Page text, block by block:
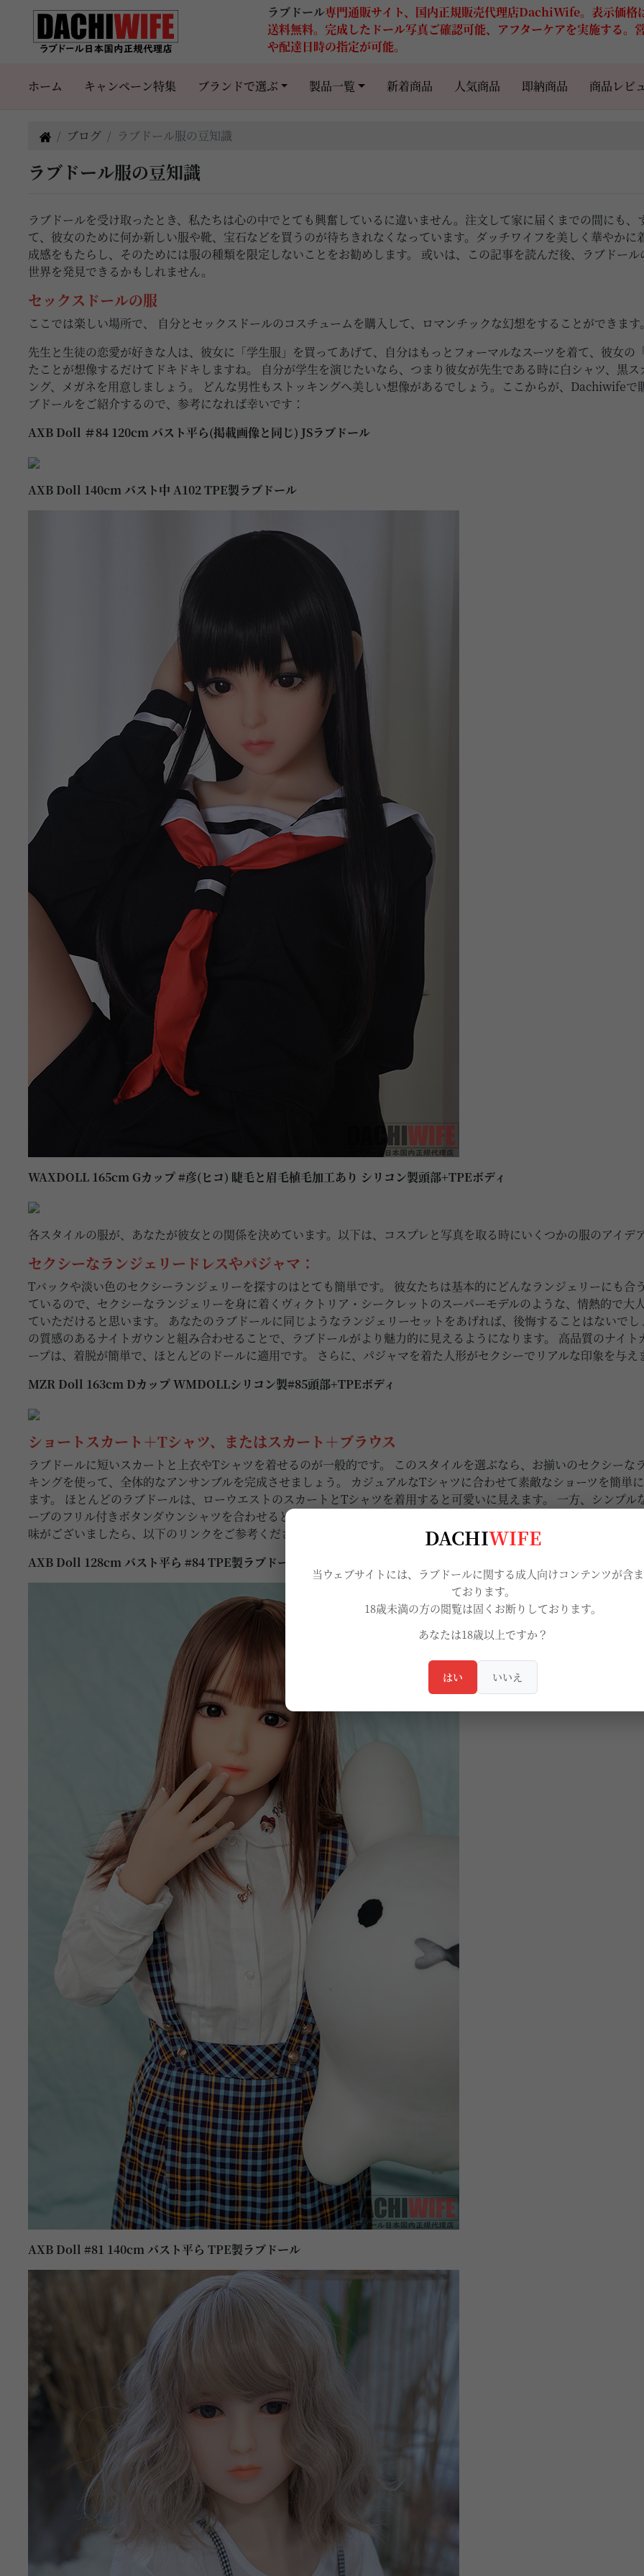
ラブドール専門通販サイト、国内正規販売代理店DachiWife。表示価格
送料無料。完成したドール写真ご確認可能、アフターケアを実施する。
や配達日時の指定が可能。
ホーム キャンペーン特集 ブランドで選ぶ 製品一覧 新着商品 人気商品 即納商品 商品レビ
ブログ ラブドール服の豆知識
ラブドール服の豆知識
ラブドールを受け取ったとき、私たちは心の中でとても興奮しているに違いません。注文して家に届くまでの間にも、
て、彼女のために何か新しい服や靴、宝石などを買うのが待ちきれなくなっています。ダッチワイフを美しく華やかに
成感をもたらし、そのためには服の種類を限定しないことをお勧めします。 或いは、この記事を読んだ後、ラブドー
世界を発見できるかもしれません。
セックスドールの服
ここでは楽しい場所で、 自分とセックスドールのコスチュームを購入して、ロマンチックな幻想をすることができます。
先生と生徒の恋愛が好きな人は、彼女に「学生服」を買ってあげて、自分はもっとフォーマルなスーツを着て、彼女の
たことが想像するだけてドキドキしますね。 自分が学生を演じたいなら、つまり彼女が先生である時に白シャツ、黒ス
ング、メガネを用意しましょう。 どんな男性もストッキングへ美しい想像があるでしょう。ここからが、Dachiwifeで
ブドールをご紹介するので、参考になれば幸いです：
AXB Doll ＃84 120cm バスト平ら(掲載画像と同じ) JSラブドール
AXB Doll 140cm バスト中 A102 TPE製ラブドール
WAXDOLL 165cm Gカップ #彦(ヒコ) 睫毛と眉毛植毛加工あり シリコン製頭部+TPEボディ
各スタイルの服が、あなたが彼女との関係を決めています。以下は、コスプレと写真を取る時にいくつかの服のアイデア
セクシーなランジェリードレスやパジャマ：
Tバックや淡い色のセクシーランジェリーを探すのはとても簡単です。 彼女たちは基本的にどんなランジェリーにも合
ているので、セクシーなランジェリーを身に着くヴィクトリア・シークレットのスーパーモデルのような、情熱的で大
ていただけると思います。 あなたのラブドールに同じようなランジェリーセットをあげれば、後悔することはないでし
の質感のあるナイトガウンと組み合わせることで、ラブドールがより魅力的に見えるようになります。 高品質のナイト
ープは、着脱が簡単で、ほとんどのドールに適用です。 さらに、パジャマを着た人形がセクシーでリアルな印象を与え
MZR Doll 163cm Dカップ WMDOLLシリコン製#85頭部+TPEボディ
ショートスカート＋Tシャツ、またはスカート＋ブラウス
ラブドールに短いスカートと上衣やTシャツを着せるのが一般的です。 このスタイルを選ぶなら、お揃いのセクシーな
キングを使って、全体的なアンサンブルを完成させましょう。 カジュアルなTシャツに合わせて素敵なショーツを簡単
ます。 ほとんどのラブドールは、ローウエストのスカートとTシャツを着用すると可愛いに見えます。 一方、シンプル
ーブのフリル付きボタンダウンシャツを合わせると、リアルドールの印象がガラリと変わります。AXBがこのような組
味がございましたら、以下のリンクをご参考ください：
AXB Doll 128cm バスト平ら #84 TPE製ラブドール
AXB Doll #81 140cm バスト平ら TPE製ラブドール
DACHIWIFE
当ウェブサイトには、ラブドールに関する成人向けコンテンツが含
ております。
18歳未満の方の閲覧は固くお断りしております。
あなたは18歳以上ですか？
はい いいえ